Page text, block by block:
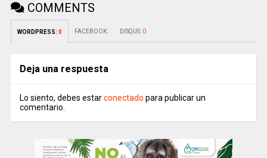
COMMENTS
WORDPRESS: 0 FACEBOOK: DISQUS: 0
Deja una respuesta
Lo siento, debes estarconectado para publicar un
comentario.